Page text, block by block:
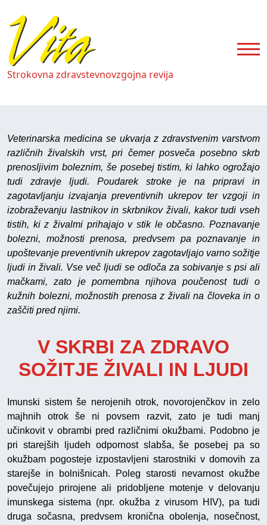
Strokovna zdravstevnovzgojna revija
Veterinarska medicina se ukvarja z zdravstvenim varstvom
različnih živalskih vrst, pri čemer posveča posebno skrb
prenosljivim boleznim, še posebej tistim, ki lahko ogrožajo
tudi zdravje ljudi. Poudarek stroke je na pripravi in
zagotavljanju izvajanja preventivnih ukrepov ter vzgoji in
izobraževanju lastnikov in skrbnikov živali, kakor tudi vseh
tistih, ki z živalmi prihajajo v stik le občasno. Poznavanje
bolezni, možnosti prenosa, predvsem pa poznavanje in
upoštevanje preventivnih ukrepov zagotavljajo varno sožitje
ljudi in živali. Vse več ljudi se odloča za sobivanje s psi ali
mačkami, zato je pomembna njihova poučenost tudi o
kužnih bolezni, možnostih prenosa z živali na človeka in o
zaščiti pred njimi.
V SKRBI ZA ZDRAVO
SOŽITJE ŽIVALI IN LJUDI
Imunski sistem še nerojenih otrok, novorojenčkov in zelo
majhnih otrok še ni povsem razvit, zato je tudi manj
učinkovit v obrambi pred različnimi okužbami. Podobno je
pri starejših ljudeh odpornost slabša, še posebej pa so
okužbam pogosteje izpostavljeni starostniki v domovih za
starejše in bolnišnicah. Poleg starosti nevarnost okužbe
povečujejo prirojene ali pridobljene motenje v delovanju
imunskega sistema (npr. okužba z virusom HIV), pa tudi
druga sočasna, predvsem kronična obolenja, nosečnost,